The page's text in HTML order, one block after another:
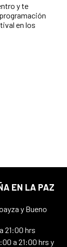
y te
en los
EN LA PAZ
y Bueno
21:00 hrs
a 21:00 hrs y